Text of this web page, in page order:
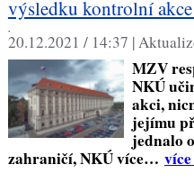
výsledku kontrolní
,
20.12.2021 / 14:37 |
MZV
NKÚ
akci,
jejímu
jednalo
zahraničí, NKÚ více… více